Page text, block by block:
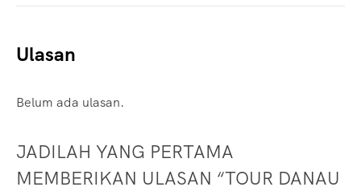
Ulasan
Belum ada ulasan.
JADILAH YANG PERTAMA
MEMBERIKAN ULASAN “TOUR DANAU